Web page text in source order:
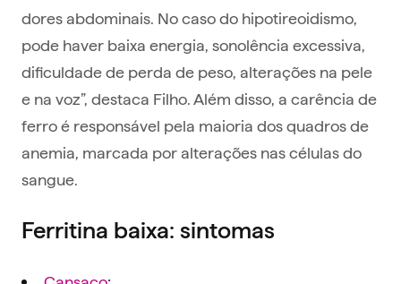
dores abdominais. No caso do hipotireoidismo,
pode haver baixa energia, sonolência excessiva,
dificuldade de perda de peso, alterações na pele
e na voz”, destaca Filho. Além disso, a carência de
ferro é responsável pela maioria dos quadros de
anemia, marcada por alterações nas células do
sangue.
Ferritina baixa: sintomas